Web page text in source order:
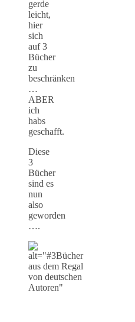
gerde
leicht,
hier
sich
auf 3
Bücher
zu
beschränken
…
ABER
ich
habs
geschafft.
Diese
3
Bücher
sind es
nun
also
geworden
….